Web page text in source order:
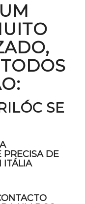
SE
PRECISA DE
ITÁLIA